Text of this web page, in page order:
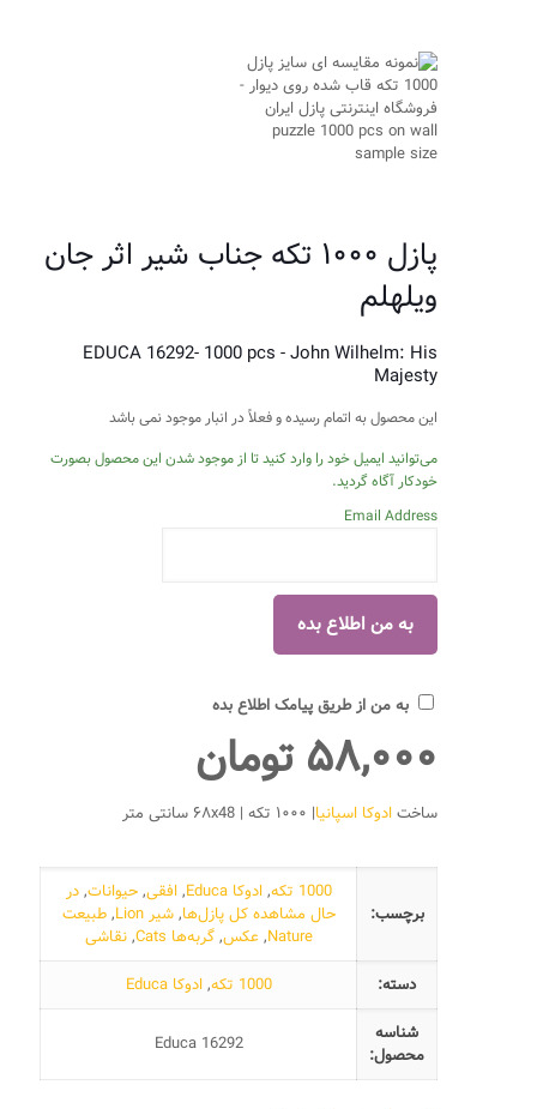
پازل ۱۰۰۰ تکه جناب شیر اثر جان
ویلهلم
EDUCA 16292- 1000 pcs - John Wilhelm: His
Majesty
این محصول به اتمام رسیده و فعلاً در انبار موجود نمی باشد
می‌توانید ایمیل خود را وارد کنید تا از موجود شدن این محصول بصورت
خودکار آگاه گردید.
Email Address
به من از طریق پیامک اطلاع بده
۵۸,۰۰۰ تومان
ساختادوکا اسپانیا| ۱۰۰۰ تکه | ۶۸x48 سانتی متر
برچسب:
1000 تکه ,ادوکا Educa ,افقی,حیوانات,در
حال مشاهده کل پازل‌ها,شیر Lion ,طبیعت
Nature
, عکس,گربه‌ها Cats ,نقاشی
دسته:
1000 تکه ,ادوکا Educa
شناسه
محصول:
Educa 16292